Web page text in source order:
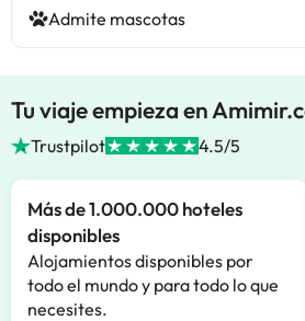
Admite mascotas
Tu viaje empieza en
Trustpilot 4.5/5
Más de 1.000.000 hoteles
disponibles
Alojamientos disponibles por
todo el mundo y para todo lo que
necesites.